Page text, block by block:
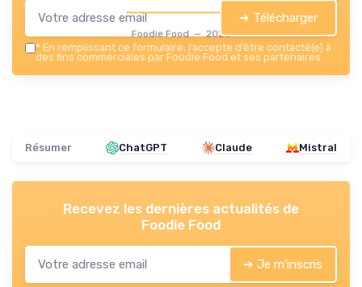
Foodie Food — 2026
➔ Télécharger
* En remplissant ce formulaire, j’accepte d’être contacté(e) à
des fins commerciales par Foodie Food et ses partenaires.
Résumer ChatGPT Claude Mistral
Recevez les dernières actualités de
Foodie Food
➔ Je m'inscris